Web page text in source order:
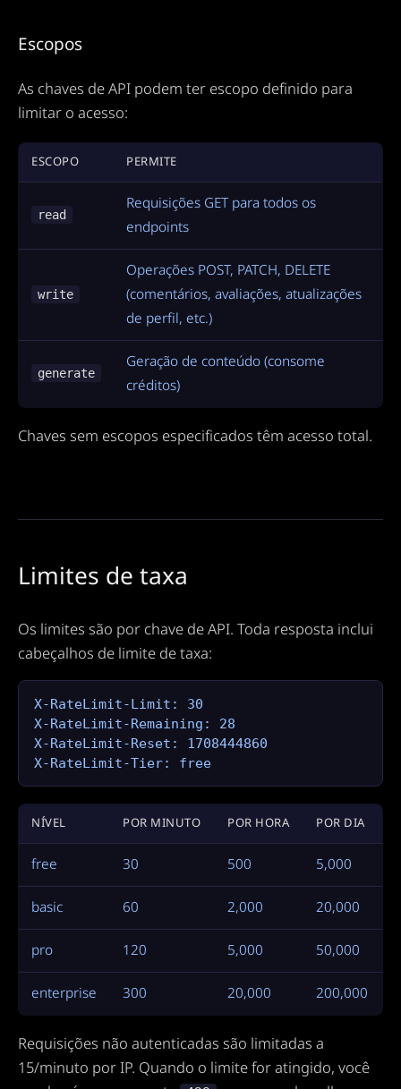
Escopos
As chaves de API podem ter escopo definido para
limitar o acesso:
ESCOPO PERMITE
read
Requisições GET para todos os
endpoints
write
Operações POST, PATCH, DELETE
(comentários, avaliações, atualizações
de perfil, etc.)
generate
Geração de conteúdo (consome
créditos)
Chaves sem escopos especificados têm acesso total.
Limites de taxa
Os limites são por chave de API. Toda resposta inclui
cabeçalhos de limite de taxa:
X-RateLimit-Limit: 30
X-RateLimit-Remaining: 28
X-RateLimit-Reset: 1708444860
X-RateLimit-Tier: free
NÍVEL POR MINUTO POR HORA POR DIA
free 30 500 5,000
basic 60 2,000 20,000
pro 120 5,000 50,000
enterprise 300 20,000 200,000
Requisições não autenticadas são limitadas a
15/minuto por IP. Quando o limite for atingido, você